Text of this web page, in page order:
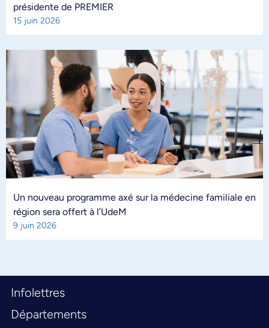
présidente de PREMIER
15 juin 2026
Un nouveau programme axé sur la médecine familiale en
région sera offert à l’UdeM
9 juin 2026
Infolettres
Départements